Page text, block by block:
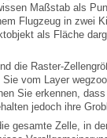
jedoch ihre